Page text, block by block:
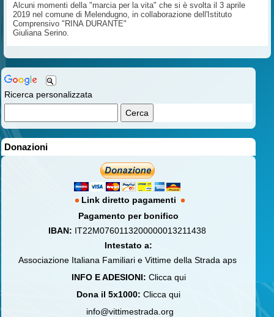
Ricerca personalizzata
Donazioni
Link diretto pagamenti
Pagamento per bonifico
IBAN: IT22M0760113200000013211438
Intestato a:
Associazione Italiana Familiari e Vittime della Strada aps
INFO E ADESIONI: Clicca qui
Dona il 5x1000: Clicca qui
info@vittimestrada.org
Alcuni momenti della "marcia per la vita" che si è svolta il 3 aprile
2019 nel comune di Melendugno, in collaborazione dell'Istituto
Comprensivo "RINA DURANTE"
Giuliana Serino.